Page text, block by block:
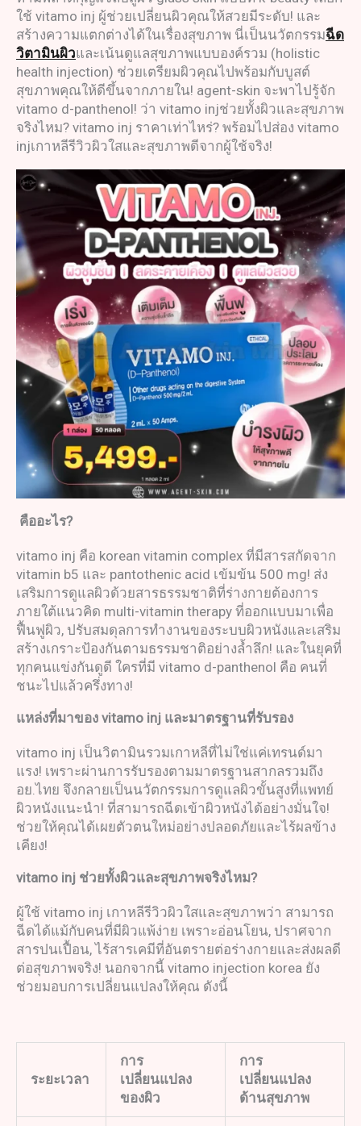
ใช้ vitamo inj ผู้ช่วยเปลี่ยนผิวคุณให้สวยมีระดับ! และ
สร้างความแตกต่างได้ในเรื่องสุขภาพ นี่เป็นนวัตกรรมฉีด
วิตามินผิวและเน้นดูแลสุขภาพแบบองค์รวม (holistic
health injection) ช่วยเตรียมผิวคุณไปพร้อมกับบูสต์
สุขภาพคุณให้ดีขึ้นจากภายใน! agent-skin จะพาไปรู้จัก
vitamo d-panthenol! ว่า vitamo injช่วยทั้งผิวและสุขภาพ
จริงไหม? vitamo inj ราคาเท่าไหร่? พร้อมไปส่อง vitamo
injเกาหลีรีวิวผิวใสและสุขภาพดีจากผู้ใช้จริง!
คืออะไร?
vitamo inj คือ korean vitamin complex ที่มีสารสกัดจาก
vitamin b5 และ pantothenic acid เข้มข้น 500 mg! ส่ง
เสริมการดูแลผิวด้วยสารธรรมชาติที่ร่างกายต้องการ
ภายใต้แนวคิด multi-vitamin therapy ที่ออกแบบมาเพื่อ
ฟื้นฟูผิว, ปรับสมดุลการทำงานของระบบผิวหนังและเสริม
สร้างเกราะป้องกันตามธรรมชาติอย่างล้ำลึก! และในยุคที่
ทุกคนแข่งกันดูดี ใครที่มี vitamo d-panthenol คือ คนที่
ชนะไปแล้วครึ่งทาง!
แหล่งที่มาของ vitamo inj และมาตรฐานที่รับรอง
vitamo inj เป็นวิตามินรวมเกาหลีที่ไม่ใช่แค่เทรนด์มา
แรง! เพราะผ่านการรับรองตามมาตรฐานสากลรวมถึง
อย.ไทย จึงกลายเป็นนวัตกรรมการดูแลผิวขั้นสูงที่แพทย์
ผิวหนังแนะนำ! ที่สามารถฉีดเข้าผิวหนังได้อย่างมั่นใจ!
ช่วยให้คุณได้เผยตัวตนใหม่อย่างปลอดภัยและไร้ผลข้าง
เคียง!
vitamo inj ช่วยทั้งผิวและสุขภาพจริงไหม?
ผู้ใช้ vitamo inj เกาหลีรีวิวผิวใสและสุขภาพว่า สามารถ
ฉีดได้แม้กับคนที่มีผิวแพ้ง่าย เพราะอ่อนโยน, ปราศจาก
สารปนเปื้อน, ไร้สารเคมีที่อันตรายต่อร่างกายและส่งผลดี
ต่อสุขภาพจริง! นอกจากนี้ vitamo injection korea ยัง
ช่วยมอบการเปลี่ยนแปลงให้คุณ ดังนี้
ระยะเวลา
การ
เปลี่ยนแปลง
ของผิว
การ
เปลี่ยนแปลง
ด้านสุขภาพ